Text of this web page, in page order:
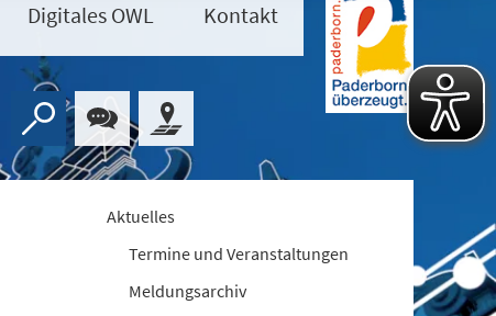
Digitales OWL Kontakt
Aktuelles
Termine und Veranstaltungen
Meldungsarchiv